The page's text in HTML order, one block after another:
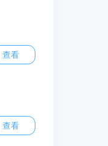
查看
查看